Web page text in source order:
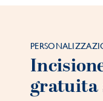
gratuita